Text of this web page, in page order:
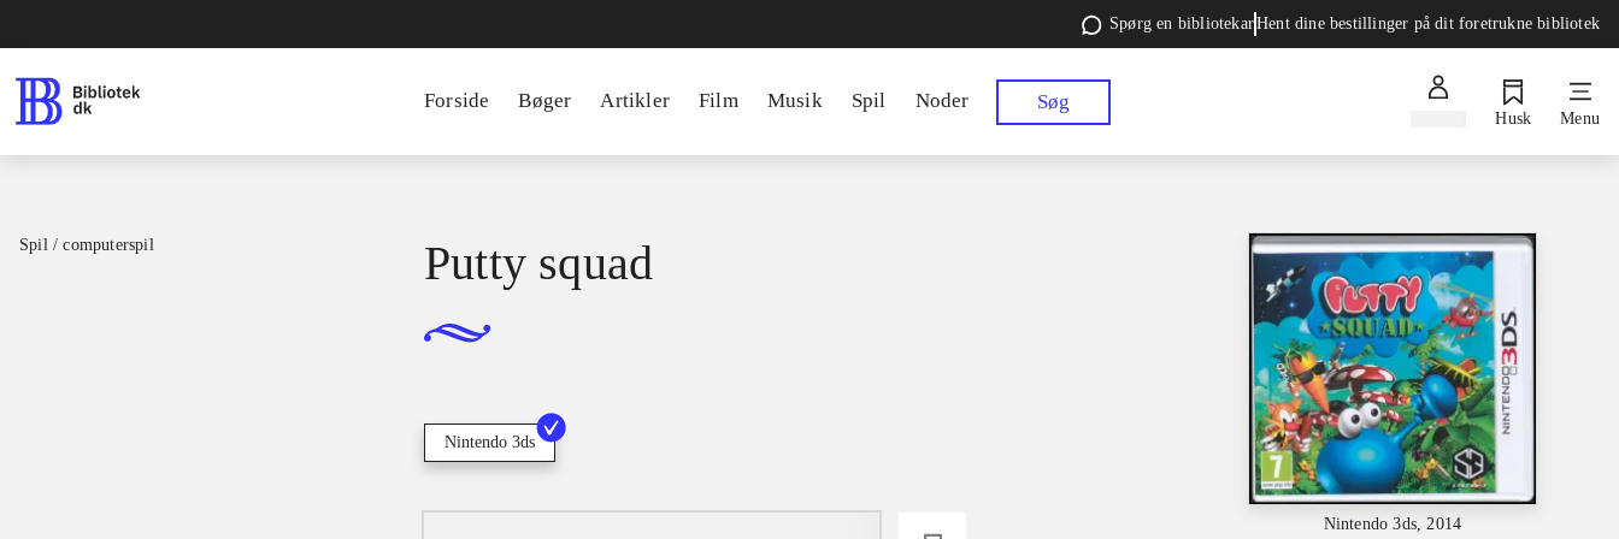
Spørg en bibliotekarHent dine bestillinger på dit foretrukne bibliotek
Forside Bøger Artikler Film Musik Spil Noder Søg
Husk Menu
Spil / computerspil
Nintendo 3ds, 2014
Putty squad
Nintendo 3ds